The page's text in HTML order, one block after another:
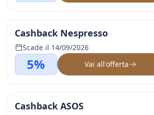
Cashback Nespresso
Scade il 14/09/2026
5% Vai all'offerta
Cashback ASOS